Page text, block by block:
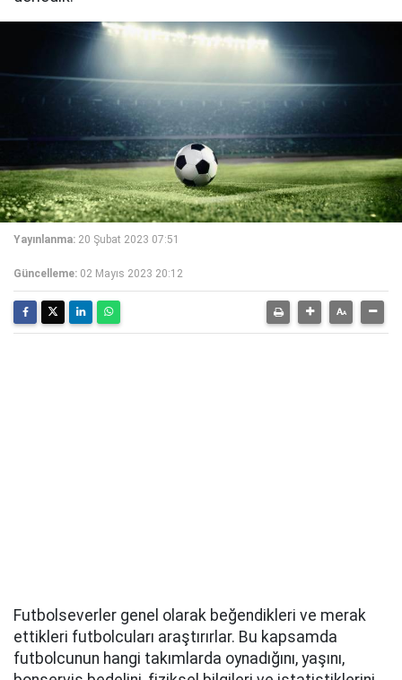
Yayınlanma: 20 Şubat 2023 07:51
Güncelleme: 02 Mayıs 2023 20:12
Futbolseverler genel olarak beğendikleri ve merak
ettikleri futbolcuları araştırırlar. Bu kapsamda
futbolcunun hangi takımlarda oynadığını, yaşını,